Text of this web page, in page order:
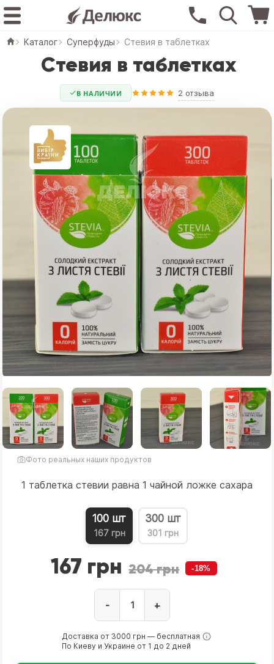
Каталог Суперфуды Стевия в таблетках
Стевия в таблетках
В НАЛИЧИИ 2 отзыва
Фото реальных наших продуктов
1 таблетка стевии равна 1 чайной ложке сахара
100 шт
167 грн
300 шт
301 грн
167 грн 204 грн -18%
- +
Доставка от 3000 грн — бесплатная
По Киеву и Украине от 1 до 2 дней